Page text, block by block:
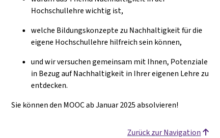
Hochschullehre wichtig ist,
welche Bildungskonzepte zu Nachhaltigkeit für die
eigene Hochschullehre hilfreich sein können,
und wir versuchen gemeinsam mit Ihnen, Potenziale
in Bezug auf Nachhaltigkeit in Ihrer eigenen Lehre zu
entdecken.
Sie können den MOOC ab Januar 2025 absolvieren!
Zurück zur Navigation